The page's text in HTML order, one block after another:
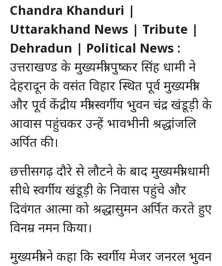
Chandra Khanduri |
Uttarakhand News | Tribute |
Dehradun | Political News :
उत्तराखण्ड के मुख्यमंत्री पुष्कर सिंह धामी ने
देहरादून के वसंत विहार स्थित पूर्व मुख्यमंत्री
और पूर्व केंद्रीय मंत्री स्वर्गीय भुवन चंद्र खंडूड़ी के
आवास पहुंचकर उन्हें भावभीनी श्रद्धांजलि
अर्पित की।
छत्तीसगढ़ दौरे से लौटने के बाद मुख्यमंत्री धामी
सीधे स्वर्गीय खंडूड़ी के निवास पहुंचे और
दिवंगत आत्मा को श्रद्धासुमन अर्पित करते हुए
विनम्र नमन किया।
मुख्यमंत्री ने कहा कि स्वर्गीय मेजर जनरल भुवन